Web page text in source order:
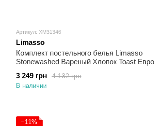
Артикул: ХМ31346
Limasso
Комплект постельного белья Limasso
Stonewashed Вареный Хлопок Toast Евро
4 132 грн
3 249 грн
В наличии
−11%